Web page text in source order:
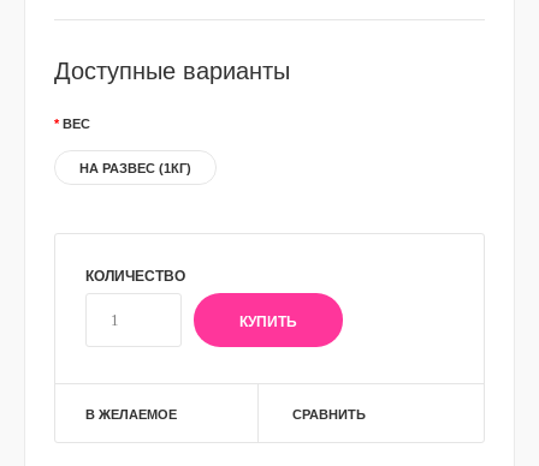
Доступные варианты
ВЕС
НА РАЗВЕС (1КГ)
КОЛИЧЕСТВО
В ЖЕЛАЕМОЕ СРАВНИТЬ